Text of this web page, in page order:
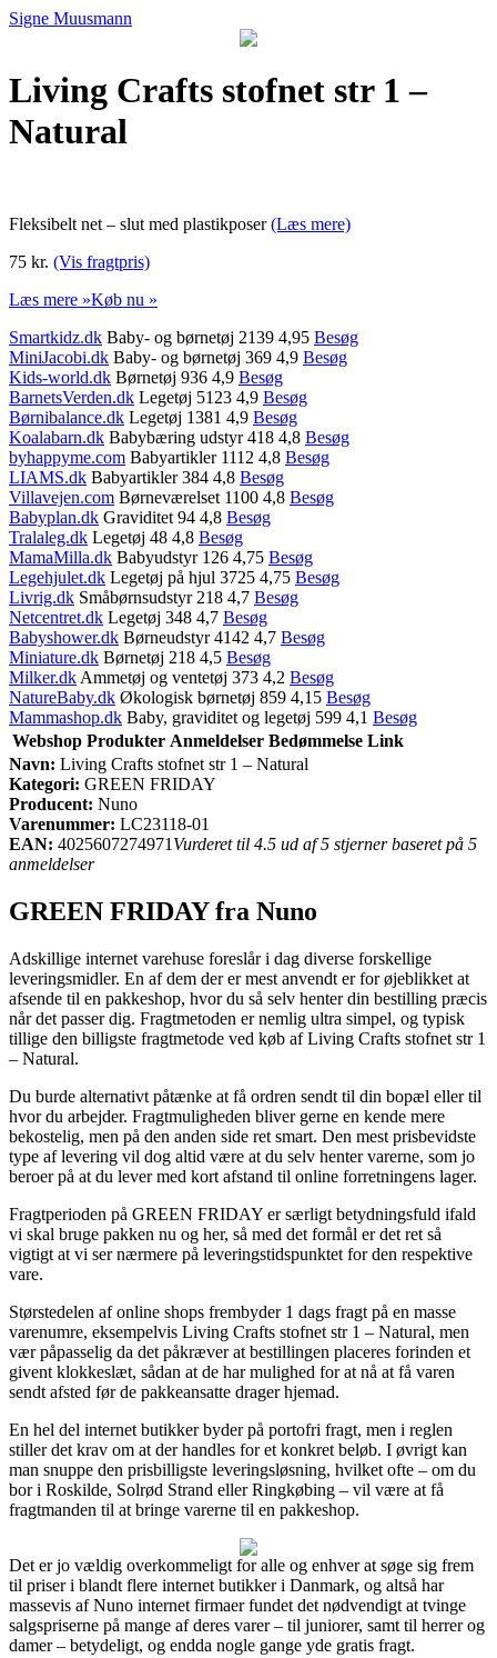
Signe Muusmann
Living Crafts stofnet str 1 –
Natural
Fleksibelt net – slut med plastikposer(Læs mere)
75 kr. (Vis fragtpris)
Læs mere »Køb nu »
Smartkidz.dk Baby- og børnetøj 2139 4,95 Besøg
MiniJacobi.dk Baby- og børnetøj 369 4,9 Besøg
Kids-world.dk Børnetøj 936 4,9 Besøg
BarnetsVerden.dk Legetøj 5123 4,9 Besøg
Børnibalance.dk Legetøj 1381 4,9 Besøg
Koalabarn.dk Babybæring udstyr 418 4,8 Besøg
byhappyme.com Babyartikler 1112 4,8 Besøg
LIAMS.dk Babyartikler 384 4,8 Besøg
Villavejen.com Børneværelset 1100 4,8 Besøg
Babyplan.dk Graviditet 94 4,8 Besøg
Tralaleg.dk Legetøj 48 4,8 Besøg
MamaMilla.dk Babyudstyr 126 4,75 Besøg
Legehjulet.dk Legetøj på hjul 3725 4,75 Besøg
Livrig.dk Småbørnsudstyr 218 4,7 Besøg
Netcentret.dk Legetøj 348 4,7 Besøg
Babyshower.dk Børneudstyr 4142 4,7 Besøg
Miniature.dk Børnetøj 218 4,5 Besøg
Milker.dk Ammetøj og ventetøj 373 4,2 Besøg
NatureBaby.dk Økologisk børnetøj 859 4,15 Besøg
Mammashop.dk Baby, graviditet og legetøj 599 4,1 Besøg
Webshop Produkter Anmeldelser Bedømmelse Link
Navn: Living Crafts stofnet str 1 – Natural
Kategori: GREEN FRIDAY
Producent: Nuno
Varenummer: LC23118-01
EAN: 4025607274971 Vurderet til 4.5 ud af 5 stjerner baseret på 5
anmeldelser
GREEN FRIDAY fra Nuno
Adskillige internet varehuse foreslår i dag diverse forskellige
leveringsmidler. En af dem der er mest anvendt er for øjeblikket at
afsende til en pakkeshop, hvor du så selv henter din bestilling præcis
når det passer dig. Fragtmetoden er nemlig ultra simpel, og typisk
tillige den billigste fragtmetode ved køb af Living Crafts stofnet str 1
– Natural.
Du burde alternativt påtænke at få ordren sendt til din bopæl eller til
hvor du arbejder. Fragtmuligheden bliver gerne en kende mere
bekostelig, men på den anden side ret smart. Den mest prisbevidste
type af levering vil dog altid være at du selv henter varerne, som jo
beroer på at du lever med kort afstand til online forretningens lager.
Fragtperioden på GREEN FRIDAY er særligt betydningsfuld ifald
vi skal bruge pakken nu og her, så med det formål er det ret så
vigtigt at vi ser nærmere på leveringstidspunktet for den respektive
vare.
Størstedelen af online shops frembyder 1 dags fragt på en masse
varenumre, eksempelvis Living Crafts stofnet str 1 – Natural, men
vær påpasselig da det påkræver at bestillingen placeres forinden et
givent klokkeslæt, sådan at de har mulighed for at nå at få varen
sendt afsted før de pakkeansatte drager hjemad.
En hel del internet butikker byder på portofri fragt, men i reglen
stiller det krav om at der handles for et konkret beløb. I øvrigt kan
man snuppe den prisbilligste leveringsløsning, hvilket ofte – om du
bor i Roskilde, Solrød Strand eller Ringkøbing – vil være at få
fragtmanden til at bringe varerne til en pakkeshop.
Det er jo vældig overkommeligt for alle og enhver at søge sig frem
til priser i blandt flere internet butikker i Danmark, og altså har
massevis af Nuno internet firmaer fundet det nødvendigt at tvinge
salgspriserne på mange af deres varer – til juniorer, samt til herrer og
damer – betydeligt, og endda nogle gange yde gratis fragt.